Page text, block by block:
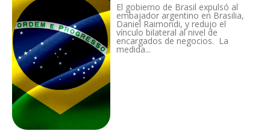
El gobierno de Brasil expulsó al
embajador argentino en Brasilia,
Daniel Raimondi, y redujo el
vínculo bilateral al nivel de
encargados de negocios. La
medida...